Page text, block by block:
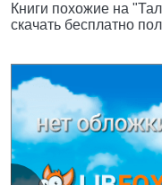
Книги похожие на
скачать бесплатно